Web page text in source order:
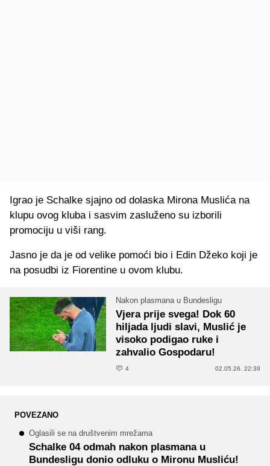
Igrao je Schalke sjajno od dolaska Mirona Muslića na
klupu ovog kluba i sasvim zasluženo su izborili
promociju u viši rang.
Jasno je da je od velike pomoći bio i Edin Džeko koji je
na posudbi iz Fiorentine u ovom klubu.
Nakon plasmana u Bundesligu
Vjera prije svega! Dok 60
hiljada ljudi slavi, Muslić je
visoko podigao ruke i
zahvalio Gospodaru!
4 02.05.26. 22:39
POVEZANO
Oglasili se na društvenim mrežama
Schalke 04 odmah nakon plasmana u
Bundesligu donio odluku o Mironu Musliću!